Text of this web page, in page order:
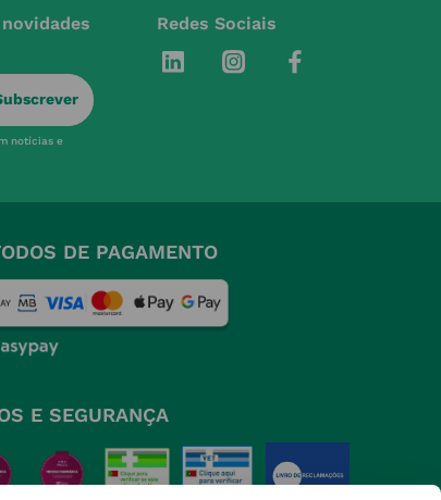
notícias e
Redes Sociais
DE PAGAMENTO
E SEGURANÇA